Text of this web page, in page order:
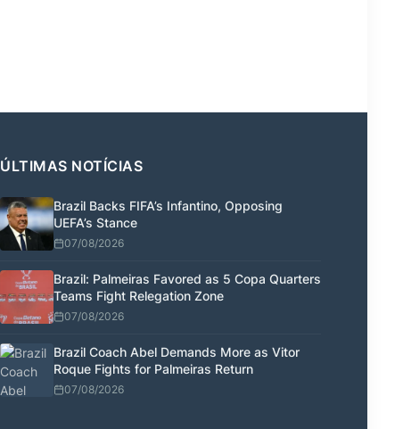
ÚLTIMAS NOTÍCIAS
Brazil Backs FIFA’s Infantino, Opposing
UEFA’s Stance
07/08/2026
Brazil: Palmeiras Favored as 5 Copa Quarters
Teams Fight Relegation Zone
07/08/2026
Brazil Coach Abel Demands More as Vitor
Roque Fights for Palmeiras Return
07/08/2026